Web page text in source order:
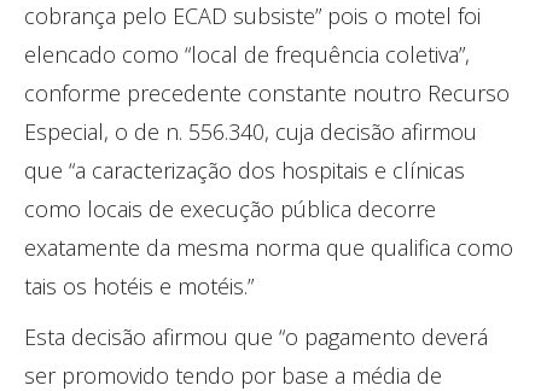
cobrança pelo ECAD subsiste” pois o motel foi
elencado como “local de frequência coletiva”,
conforme precedente constante noutro Recurso
Especial, o de n. 556.340, cuja decisão afirmou
que “a caracterização dos hospitais e clínicas
como locais de execução pública decorre
exatamente da mesma norma que qualifica como
tais os hotéis e motéis.”
Esta decisão afirmou que “o pagamento deverá
ser promovido tendo por base a média de